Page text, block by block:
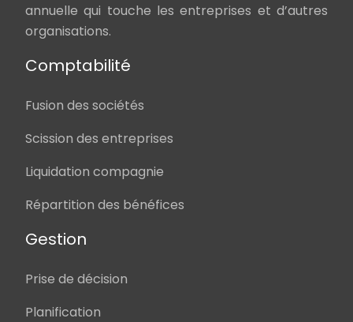
annuelle qui touche les entreprises et d’autres
organisations.
Comptabilité
Fusion des sociétés
Scission des entreprises
Liquidation compagnie
Répartition des bénéfices
Gestion
Prise de décision
Planification